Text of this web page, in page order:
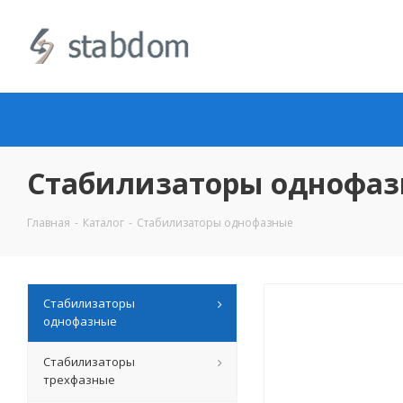
Стабилизаторы
Главная - Каталог - Стабилизаторы однофазные
Стабилизаторы
однофазные
Стабилизаторы
трехфазные